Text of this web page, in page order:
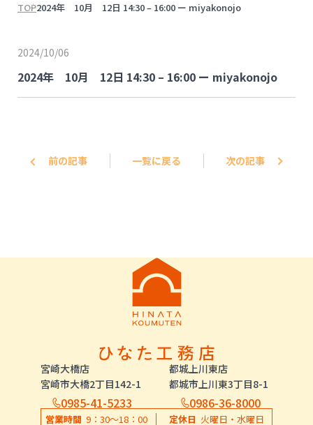
TOP2024年 10月 12日 14:30 – 16:00 ー miyakonojo
2024/10/06
2024年 10月 12日 14:30 – 16:00 ー miyakonojo
前の記事 一覧に戻る 次の記事
宮崎大橋店
宮崎市大橋2丁目142-1
0985-41-5233
都城上川東店
都城市上川東3丁目8-1
0986-36-8000
営業時間 9：30〜18：00 定休日 火曜日・水曜日